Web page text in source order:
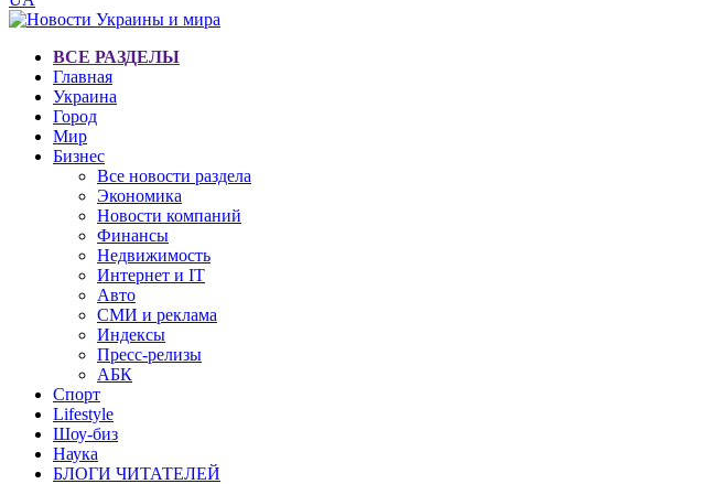
ВСЕ РАЗДЕЛЫ
Главная
Украина
Город
Мир
Бизнес
Все новости раздела
Экономика
Новости компаний
Финансы
Недвижимость
Интернет и IT
Авто
СМИ и реклама
Индексы
Пресс-релизы
АБК
Спорт
Lifestyle
Шоу-биз
Наука
БЛОГИ ЧИТАТЕЛЕЙ